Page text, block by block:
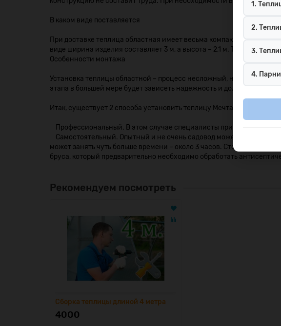
В каком виде поставляется
При доставке теплица областная имеет весьма компактный вид.
виде ширина изделия составляет 3 м, а высота – 2,1 м. Таким
Особенности монтажа
Установка теплицы областной – процесс несложный, но имеющий
этапа в большей мере будет зависеть надежность и долговечность
Итак, существует 2 способа установить теплицу Мечта:
Профессиональный. В этом случае специалисты прибудут к
Самостоятельный. Опытный и не очень садовод может
может занять чуть больше времени – около 3 часов. Стоит
бруса, который предварительно необходимо обработать
Рекомендуем посмотреть
Сборка теплицы длиной 4 метра
4000
1.
2.
3.
4.